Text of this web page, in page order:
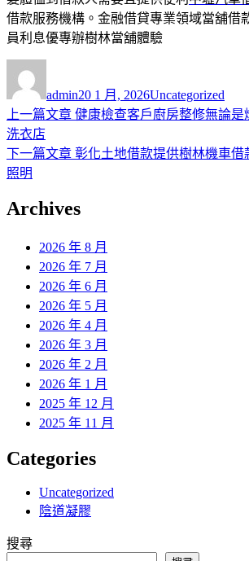
借款服務機構。金融借貸專業領域當舖借
員利息優專辦樹林當舖體驗
者
admin佈
日
20 1 月, 2026類
Uncategorized
文
章
導
覽
上一篇文章 上
篇
健康檢查客戶廚房整修無論是
洗衣店
下一篇文章 下
文
彰化土地借款提供樹林機車借
照明
Archives
2026 年 8 月
2026 年 7 月
2026 年 6 月
2026 年 5 月
2026 年 4 月
2026 年 3 月
2026 年 2 月
2026 年 1 月
2025 年 12 月
2025 年 11 月
Categories
Uncategorized
陰道凝膠
搜尋